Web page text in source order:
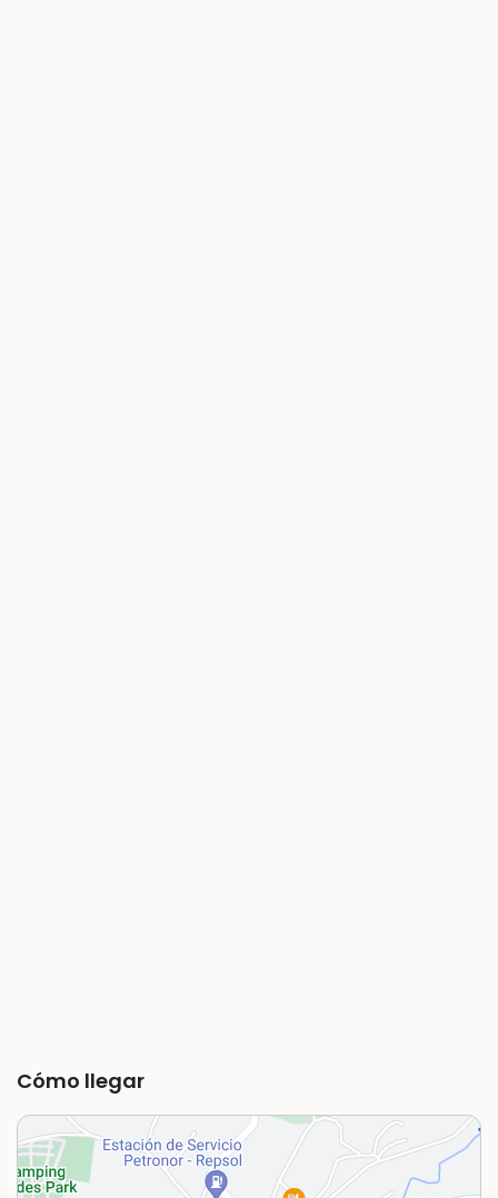
Cómo llegar